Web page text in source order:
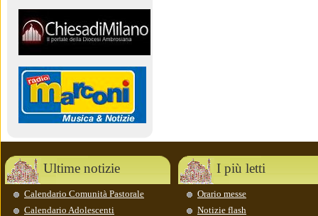
Ultime notizie
Calendario Comunità Pastorale
Calendario Adolescenti
I più letti
Orario messe
Notizie flash